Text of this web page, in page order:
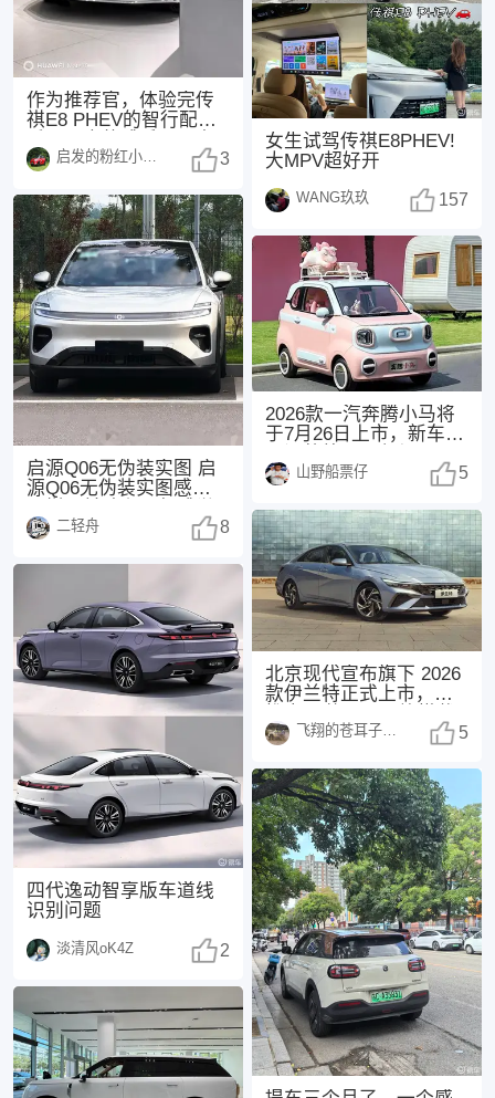
作为推荐官，体验完传
祺E8 PHEV的智行配置
不仅是一台功能
启发的粉红小猪1485 3
启源Q06无伪装实图 启
源Q06无伪装实图感觉怎
都不错，挺耐
二轻舟 8
四代逸动智享版车道线
识别问题
淡清风oK4Z 2
女生试驾传祺E8PHEV!
大MPV超好开
WANG玖玖 157
2026款一汽奔腾小马将
于7月26日上市，新车主
置。 参考现款
山野船票仔 5
北京现代宣布旗下 2026
款伊兰特正式上市，共
1.5
飞翔的苍耳子1438 5